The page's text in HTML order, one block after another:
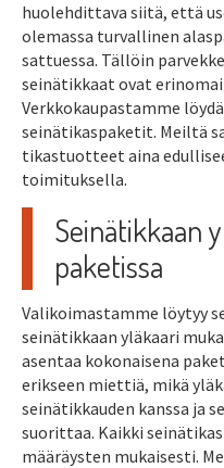
huolehdittava siitä, että
olemassa turvallinen
sattuessa. Tällöin
seinätikkaat ovat
Verkkokaupastamme
seinätikaspaketit. Meiltä
tikastuotteet aina
toimituksella.
Seinätikkaan
paketissa
Valikoimastamme löytyy
seinätikkaan yläkaari
asentaa kokonaisena
erikseen miettiä, mikä
seinätikkauden kanssa ja
suorittaa. Kaikki
määräysten mukaisesti.